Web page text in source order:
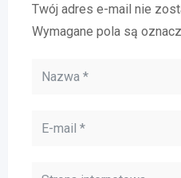
Twój adres e-mail nie
Wymagane pola są